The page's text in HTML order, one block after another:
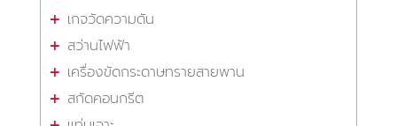
เกจวัดความดัน
สว่านไฟฟ้า
เครื่องขัดกระดาษทรายสายพาน
สกัดคอนกรีต